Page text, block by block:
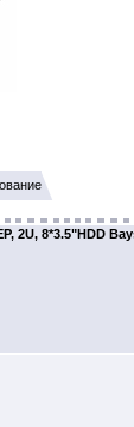
2U, 8*3.5"HDD